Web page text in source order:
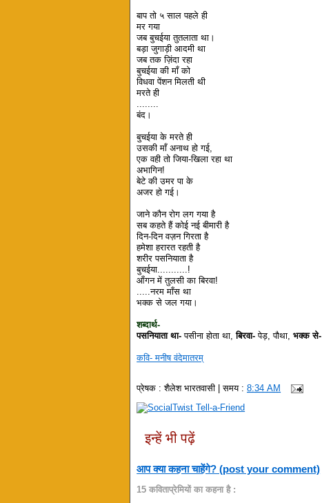
बाप तो ५ साल पहले ही
मर गया
जब बुचईया तुतलाता था।
बड़ा जुगाड़ी आदमी था
जब तक ज़िंदा रहा
बुचईया की माँ को
विधवा पेंशन मिलती थी
मरते ही
........
बंद।
बुचईया के मरते ही
उसकी माँ अनाथ हो गई,
एक वही तो जिया-खिला रहा था
अभागिन!
बेटे की उमर पा के
अजर हो गई।
जाने कौन रोग लग गया है
सब कहते हैं कोई नई बीमारी है
दिन-दिन वज़न गिरता है
हमेशा हरारत रहती है
शरीर पसनियाता है
बुचईया...........!
आँगन में तुलसी का बिरवा!
.....नरम माँस था
भक्क से जल गया।
शब्दार्थ-
पसनियाता था- पसीना होता था, बिरवा- पेड़, पौथा,भक्क से-
कवि- मनीष वंदेमातरम्
प्रेषक :शैलेश भारतवासी | समय :8:34 AM
इन्हें भी पढ़ें
आप क्या कहना चाहेंगे? (post your comment)
15 कविताप्रेमियों का कहना है :